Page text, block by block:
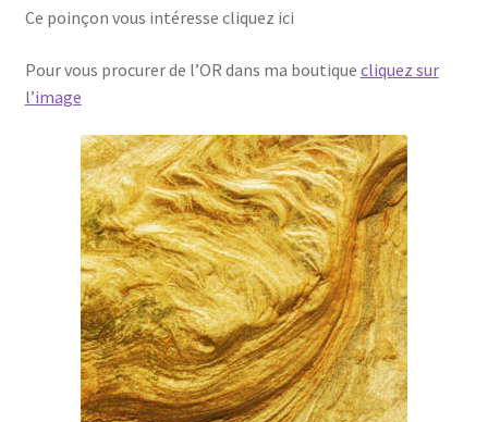
Ce poinçon vous intéresse cliquez ici
Pour vous procurer de l’OR dans ma boutique cliquez sur
l’image